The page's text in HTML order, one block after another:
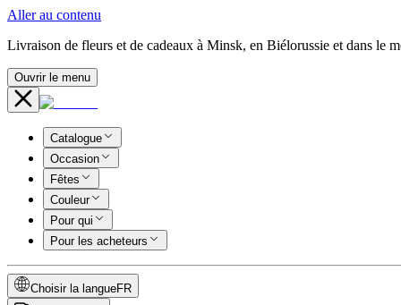
Aller au contenu
Livraison de fleurs et de cadeaux à Minsk, en Biélorussie et dans le
Ouvrir le menu
Catalogue
Occasion
Fêtes
Couleur
Pour qui
Pour les acheteurs
Choisir la langueFR